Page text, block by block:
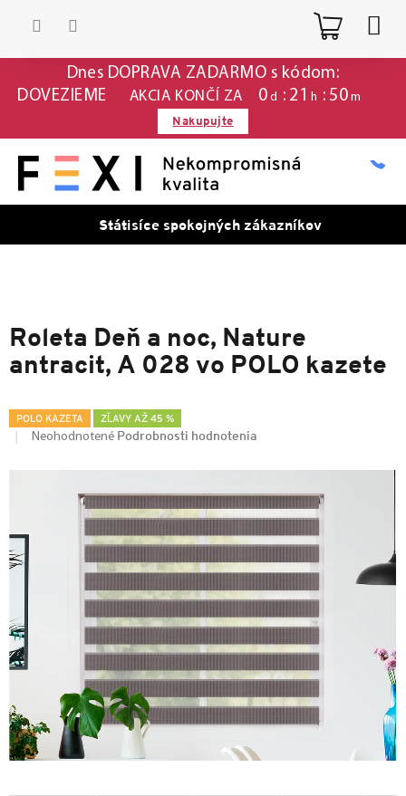
Dnes DOPRAVA ZADARMO s kódom:
DOVEZIEME
AKCIA KONČÍ ZA 0 d : 21 h : 50 m
Nakupujte
Státisíce spokojných zákazníkov
Roleta Deň a noc, Nature
antracit, A 028 vo POLO kazete
POLO KAZETA ZĽAVY AŽ 45 %
Neohodnotené Podrobnosti hodnotenia